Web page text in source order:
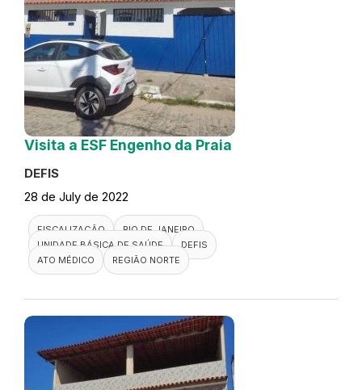
Visita a ESF Engenho da Praia
DEFIS
28 de July de 2022
FISCALIZAÇÃO
RIO DE JANEIRO
UNIDADE BÁSICA DE SAÚDE
DEFIS
ATO MÉDICO
REGIÃO NORTE